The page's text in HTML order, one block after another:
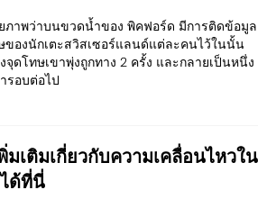
ภาพว่าบนขวดน้ำของ พิคฟอร์ด มีการติดข้อมูล
ของนักเตะสวิสเซอร์แลนด์แต่ละคนไว้ในนั้น
ดโทษเขาพุ่งถูกทาง 2 ครั้ง และกลายเป็นหนึ่ง
รอบต่อไป
เติมเกี่ยวกับความเคลื่อนไหวใน
ด้ที่นี่